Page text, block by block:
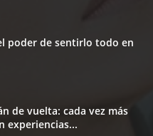
poder de sentirlo todo en
de vuelta: cada vez más
experiencias...